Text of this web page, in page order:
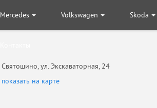
Mercedes Volkswagen Skoda
Святошино, ул. Экскаваторная, 24
показать на карте